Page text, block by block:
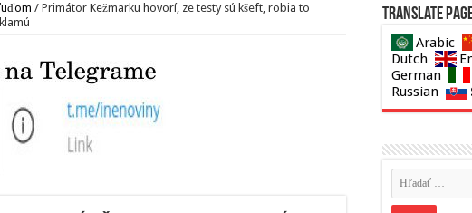
/ Primátor Kežmarku hovorí, ze testy sú kšeft, robia to
Translate
Arabic
Dutch
German
Russian